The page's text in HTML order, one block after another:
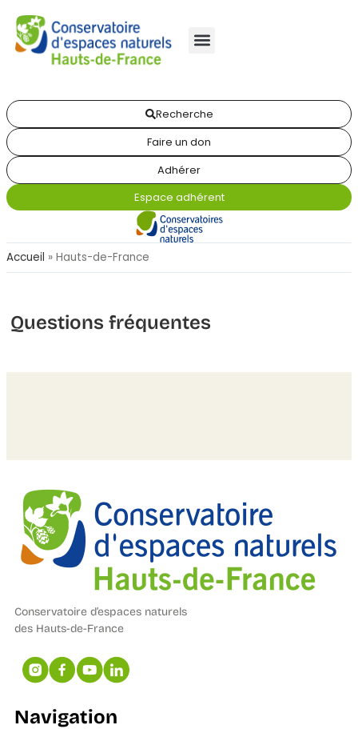
Recherche
Faire un don
Adhérer
Espace adhérent
Accueil » Hauts-de-France
Questions fréquentes
Conservatoire d’espaces naturels
des Hauts-de-France
Navigation